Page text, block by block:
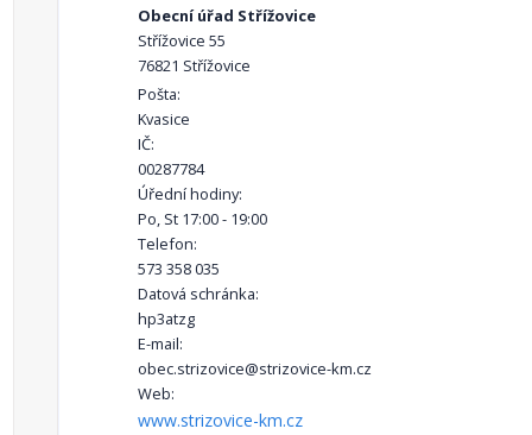
Obecní úřad Střížovice
Střížovice 55
76821 Střížovice
Pošta:
Kvasice
IČ:
00287784
Úřední hodiny:
Po, St 17:00 - 19:00
Telefon:
573 358 035
Datová schránka:
hp3atzg
E-mail:
obec.strizovice@strizovice-km.cz
Web:
www.strizovice-km.cz